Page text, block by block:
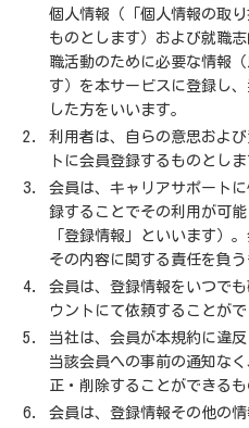
個人情報（「個人情報の取
ものとします）および就職
職活動のために必要な情報
す）を本サービスに登録し
した方をいいます。
利用者は、自らの意思およ
トに会員登録するものとしま
会員は、キャリアサポート
録することでその利用が可
「登録情報」といいます）
その内容に関する責任を負う
会員は、登録情報をいつで
ウントにて依頼することがで
当社は、会員が本規約に違
当該会員への事前の通知な
正・削除することができるも
会員は、登録情報その他の